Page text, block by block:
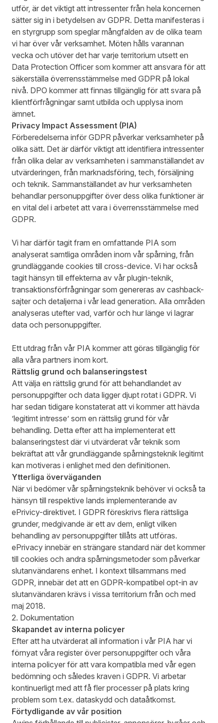
utför, är det viktigt att intressenter från hela koncernen
sätter sig in i betydelsen av GDPR. Detta manifesteras i
en styrgrupp som speglar mångfalden av de olika team
vi har över vår verksamhet. Möten hålls varannan
vecka och utöver det har varje territorium utsett en
Data Protection Officer som kommer att ansvara för att
säkerställa överrensstämmelse med GDPR på lokal
nivå. DPO kommer att finnas tillgänglig för att svara på
klientförfrågningar samt utbilda och upplysa inom
ämnet.
Privacy Impact Assessment (PIA)
Förberedelserna inför GDPR påverkar verksamheter på
olika sätt. Det är därför viktigt att identifiera intressenter
från olika delar av verksamheten i sammanställandet av
utvärderingen, från marknadsföring, tech, försäljning
och teknik. Sammanställandet av hur verksamheten
behandlar personuppgifter över dess olika funktioner är
en vital del i arbetet att vara i överrensstämmelse med
GDPR.
Vi har därför tagit fram en omfattande PIA som
analyserat samtliga områden inom vår spårning, från
grundläggande cookies till cross-device. Vi har också
tagit hänsyn till effekterna av vår plugin-teknik,
transaktionsförfrågningar som genereras av cashback-
sajter och detaljerna i vår lead generation. Alla områden
analyseras utefter vad, varför och hur länge vi lagrar
data och personuppgifter.
Ett utdrag från vår PIA kommer att göras tillgänglig för
alla våra partners inom kort.
Rättslig grund och balanseringstest
Att välja en rättslig grund för att behandlandet av
personuppgifter och data ligger djupt rotat i GDPR. Vi
har sedan tidigare konstaterat att vi kommer att hävda
’legitimt intresse’ som en rättslig grund för vår
behandling. Detta efter att ha implementerat ett
balanseringstest där vi utvärderat vår teknik som
bekräftat att vår grundläggande spårningsteknik legitimt
kan motiveras i enlighet med den definitionen.
Ytterliga överväganden
När vi bedömer vår spårningsteknik behöver vi också ta
hänsyn till respektive lands implementerande av
ePrivicy-direktivet. I GDPR föreskrivs flera rättsliga
grunder, medgivande är ett av dem, enligt vilken
behandling av personuppgifter tillåts att utföras.
ePrivacy innebär en strängare standard när det kommer
till cookies och andra spårningsmetoder som påverkar
slutanvändarens enhet. I kontext tillsammans med
GDPR, innebär det att en GDPR-kompatibel opt-in av
slutanvändaren krävs i vissa territorium från och med
maj 2018.
2. Dokumentation
Skapandet av interna policyer
Efter att ha utvärderat all information i vår PIA har vi
förnyat våra register över personuppgifter och våra
interna policyer för att vara kompatibla med vår egen
bedömning och således kraven i GDPR. Vi arbetar
kontinuerligt med att få fler processer på plats kring
problem som t.ex. dataskydd och dataåtkomst.
Förtydligande av vår position